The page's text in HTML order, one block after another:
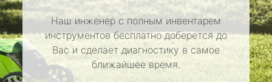
Наш инженер с полным инвентарем
инструментов бесплатно доберется до
Вас и сделает диагностику в самое
ближайшее время.